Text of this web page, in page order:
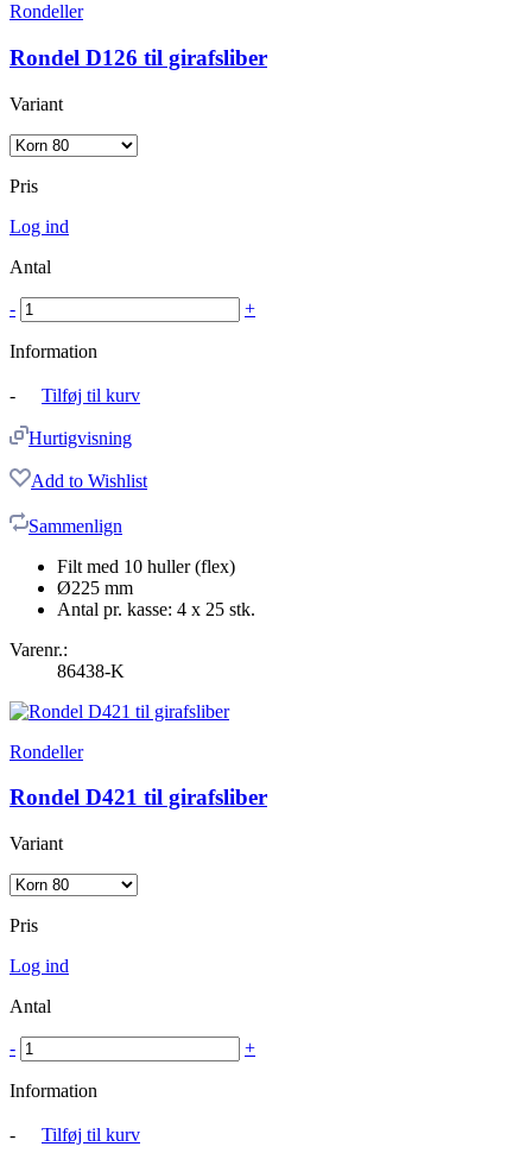
Rondeller
Rondel D126 til girafsliber
Variant
Pris
Log ind
Antal
- +
Information
- Tilføj til kurv
Hurtigvisning
Add to Wishlist
Sammenlign
Filt med 10 huller (flex)
Ø225 mm
Antal pr. kasse: 4 x 25 stk.
Varenr.:
86438-K
Rondeller
Rondel D421 til girafsliber
Variant
Pris
Log ind
Antal
- +
Information
- Tilføj til kurv